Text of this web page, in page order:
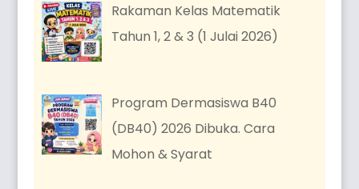
Rakaman Kelas Matematik
Tahun 1, 2 & 3 (1 Julai 2026)
Program Dermasiswa B40
(DB40) 2026 Dibuka. Cara
Mohon & Syarat